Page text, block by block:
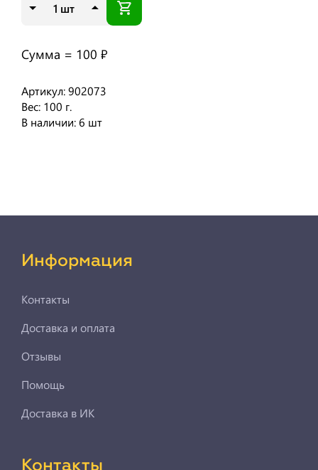
Артикул: 902073
Вес: 100 г.
В наличии: 6 шт
шт
Сумма = 100 ₽
Информация
Контакты
Доставка и оплата
Отзывы
Помощь
Доставка в ИК
Контакты